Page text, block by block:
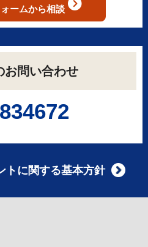
ームから相談
お問い合わせ
トに関する基本方針